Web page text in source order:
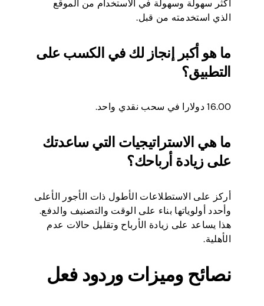
أكثر سهولة وسهولة في الاستخدام من الموقع
الذي استخدمته من قبل.
ما هو أكبر إنجاز لك في الكسب على
التطبيق؟
16.00 دولارا في سحب نقدي واحد.
ما هي الاستراتيجيات التي ساعدتك
على زيادة أرباحك؟
أركز على الاستطلاعات الأطول ذات الأجور الأعلى
وأحدد أولوياتها بناء على الوقت والتصنيف والدفع.
هذا يساعد على زيادة الأرباح وتقليل حالات عدم
الأهلية.
نصائح وميزات وردود فعل